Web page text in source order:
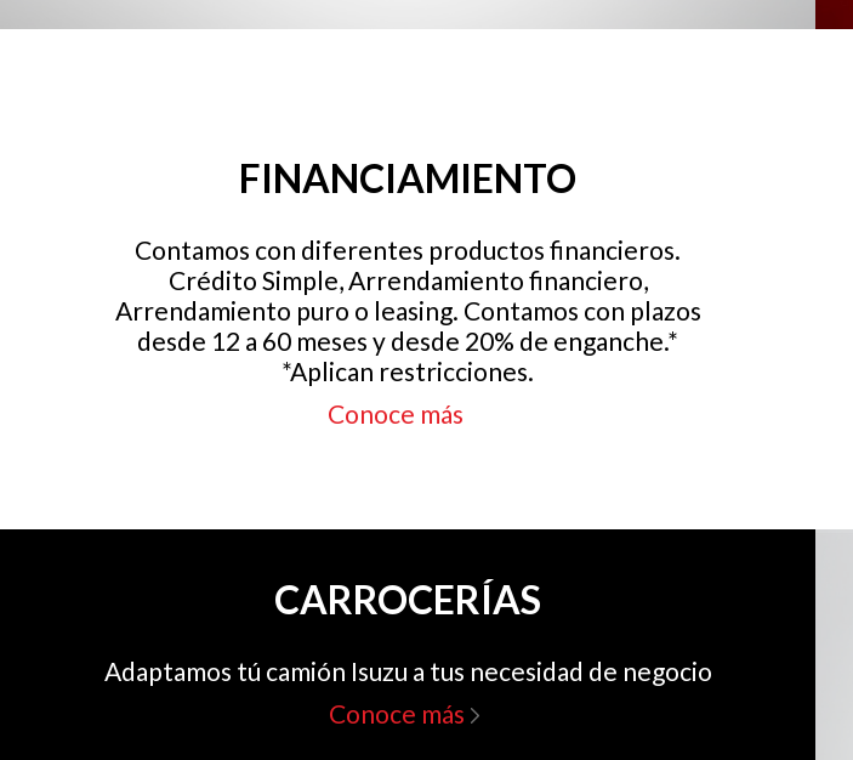
FINANCIAMIENTO
Contamos con diferentes productos financieros.
Crédito Simple, Arrendamiento financiero,
Arrendamiento puro o leasing. Contamos con plazos
desde 12 a 60 meses y desde 20% de enganche.*
*Aplican restricciones.
Conoce más
CARROCERÍAS
Adaptamos tú camión Isuzu a tus necesidad de negocio
Conoce más